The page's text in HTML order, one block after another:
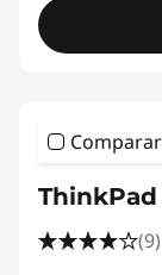
Comparar
ThinkPad
(9)